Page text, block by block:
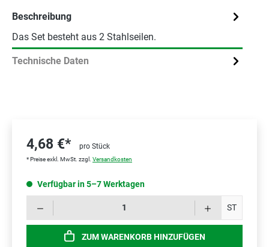
Beschreibung
Das Set besteht aus 2 Stahlseilen.
Technische Daten
4,68 €* pro Stück
* Preise exkl. MwSt. zzgl. Versandkosten
Verfügbar in 5–7 Werktagen
ST
ZUM WARENKORB HINZUFÜGEN